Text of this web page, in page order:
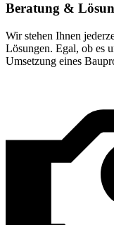
Beratung &
Wir stehen Ihnen
Lösungen. Egal, ob es
Umsetzung eines